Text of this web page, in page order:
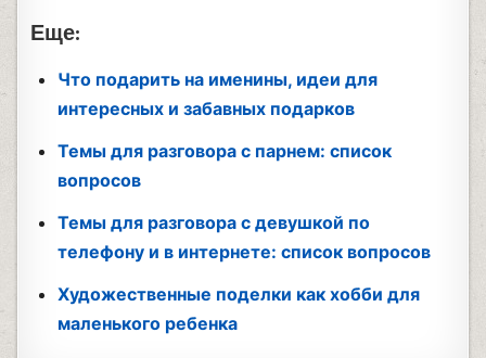
Еще:
Что подарить на именины, идеи для
интересных и забавных подарков
Темы для разговора с парнем: список
вопросов
Темы для разговора с девушкой по
телефону и в интернете: список вопросов
Художественные поделки как хобби для
маленького ребенка